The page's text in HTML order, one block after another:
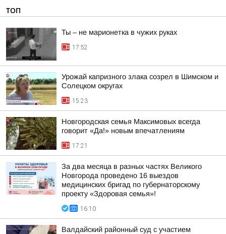
ТОП
Ты – не марионетка в чужих руках
17:52
Урожай капризного злака созрел в Шимском и
Солецком округах
15:23
Новгородская семья Максимовых всегда
говорит «Да!» новым впечатлениям
17:21
За два месяца в разных частях Великого
Новгорода проведено 16 выездов
медицинских бригад по губернаторскому
проекту «Здоровая семья»!
16:10
Валдайский районный суд с участием